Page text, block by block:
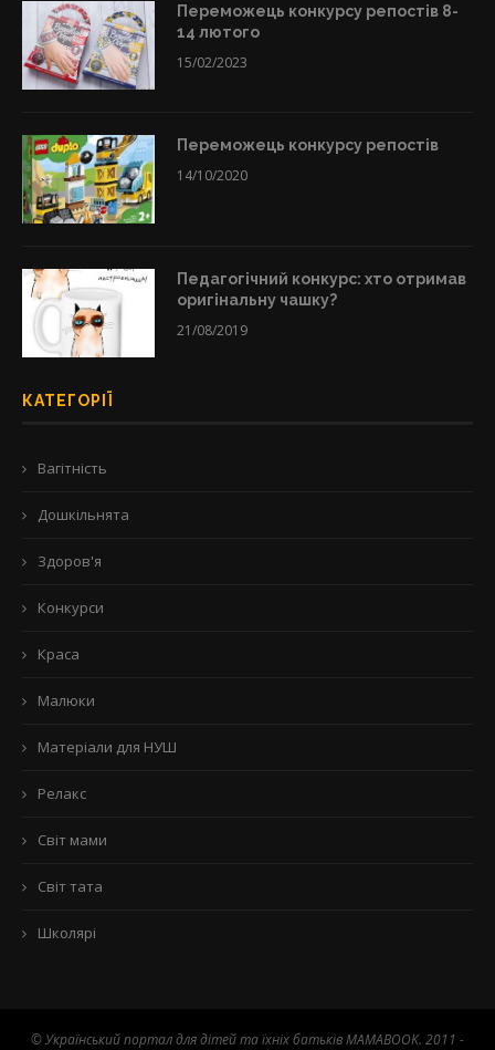
Переможець конкурсу репостів 8-
14 лютого
15/02/2023
Переможець конкурсу репостів
14/10/2020
Педагогічний конкурс: хто отримав
оригінальну чашку?
21/08/2019
КАТЕГОРІЇ
Вагітність
Дошкільнята
Здоров'я
Конкурси
Краса
Малюки
Матеріали для НУШ
Релакс
Світ мами
Світ тата
Школярі
© Український портал для дітей та їхніх батьків MAMABOOK. 2011 -